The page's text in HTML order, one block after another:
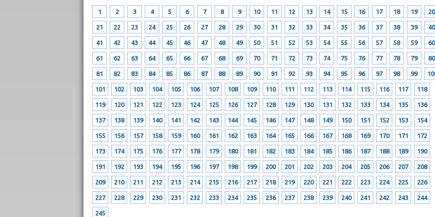
1 2 3 4 5 6 7 8 9 10 11 12 13 14 15 16 17 18 19 20
21 22 23 24 25 26 27 28 29 30 31 32 33 34 35 36 37 38 39 40
41 42 43 44 45 46 47 48 49 50 51 52 53 54 55 56 57 58 59 60
61 62 63 64 65 66 67 68 69 70 71 72 73 74 75 76 77 78 79 80
81 82 83 84 85 86 87 88 89 90 91 92 93 94 95 96 97 98 99
101 102 103 104 105 106 107 108 109 110 111 112 113 114 115 116 117 118
119 120 121 122 123 124 125 126 127 128 129 130 131 132 133 134 135 136
137 138 139 140 141 142 143 144 145 146 147 148 149 150 151 152 153 154
155 156 157 158 159 160 161 162 163 164 165 166 167 168 169 170 171 172
173 174 175 176 177 178 179 180 181 182 183 184 185 186 187 188 189 190
191 192 193 194 195 196 197 198 199 200 201 202 203 204 205 206 207 208
209 210 211 212 213 214 215 216 217 218 219 220 221 222 223 224 225 226
227 228 229 230 231 232 233 234 235 236 237 238 239 240 241 242 243 244
245